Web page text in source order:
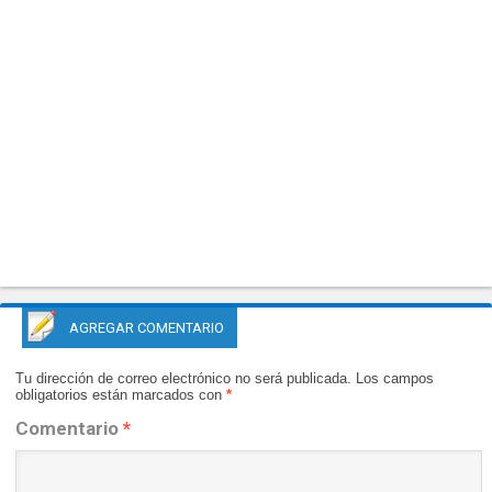
AGREGAR COMENTARIO
Tu dirección de correo electrónico no será publicada.
Los campos
obligatorios están marcados con *
Comentario *